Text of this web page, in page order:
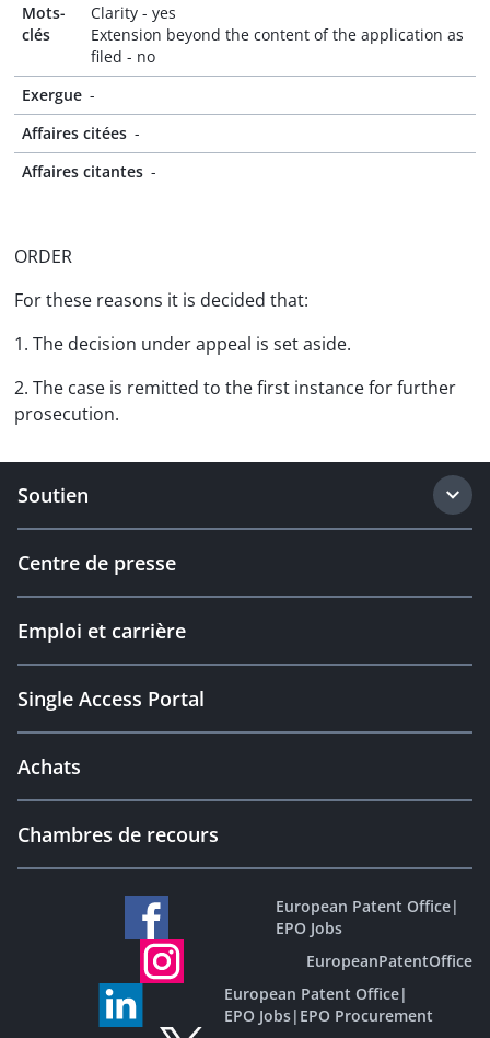
Mots-
clés
Clarity - yes
Extension beyond the content of the application as
filed - no
Exergue -
Affaires citées -
Affaires citantes -
ORDER
For these reasons it is decided that:
1. The decision under appeal is set aside.
2. The case is remitted to the first instance for further
prosecution.
Soutien
Centre de presse
Emploi et carrière
Single Access Portal
Achats
Chambres de recours
European Patent Office|
EPO Jobs
EuropeanPatentOffice
European Patent Office|
EPO Jobs| EPO Procurement